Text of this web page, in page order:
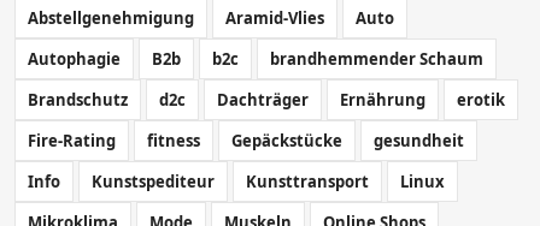
Abstellgenehmigung Aramid-Vlies
Auto
Autophagie
B2b b2c
brandhemmender Schaum
Brandschutz
d2c Dachträger Ernährung
erotik
Fire-Rating
fitness Gepäckstücke
gesundheit
Info
Kunstspediteur Kunsttransport
Linux